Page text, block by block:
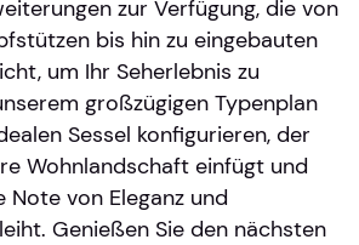
zur Verfügung, die von
bis hin zu eingebauten
um Ihr Seherlebnis zu
großzügigen Typenplan
Sessel konfigurieren, der
Wohnlandschaft einfügt und
Note von Eleganz und
Genießen Sie den nächsten